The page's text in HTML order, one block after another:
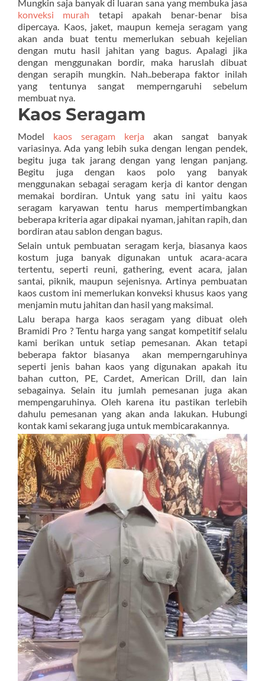
Mungkin saja banyak di luaran sana yang membuka jasa
konveksi murah tetapi apakah benar-benar bisa
dipercaya. Kaos, jaket, maupun kemeja seragam yang
akan anda buat tentu memerlukan sebuah kejelian
dengan mutu hasil jahitan yang bagus. Apalagi jika
dengan menggunakan bordir, maka haruslah dibuat
dengan serapih mungkin. Nah..beberapa faktor inilah
yang tentunya sangat memperngaruhi sebelum
membuat nya.
Kaos Seragam
Model kaos seragam kerja akan sangat banyak
variasinya. Ada yang lebih suka dengan lengan pendek,
begitu juga tak jarang dengan yang lengan panjang.
Begitu juga dengan kaos polo yang banyak
menggunakan sebagai seragam kerja di kantor dengan
memakai bordiran. Untuk yang satu ini yaitu kaos
seragam karyawan tentu harus mempertimbangkan
beberapa kriteria agar dipakai nyaman, jahitan rapih, dan
bordiran atau sablon dengan bagus.
Selain untuk pembuatan seragam kerja, biasanya kaos
kostum juga banyak digunakan untuk acara-acara
tertentu, seperti reuni, gathering, event acara, jalan
santai, piknik, maupun sejenisnya. Artinya pembuatan
kaos custom ini memerlukan konveksi khusus kaos yang
menjamin mutu jahitan dan hasil yang maksimal.
Lalu berapa harga kaos seragam yang dibuat oleh
Bramidi Pro ? Tentu harga yang sangat kompetitif selalu
kami berikan untuk setiap pemesanan. Akan tetapi
beberapa faktor biasanya akan memperngaruhinya
seperti jenis bahan kaos yang digunakan apakah itu
bahan cutton, PE, Cardet, American Drill, dan lain
sebagainya. Selain itu jumlah pemesanan juga akan
mempengaruhinya. Oleh karena itu pastikan terlebih
dahulu pemesanan yang akan anda lakukan. Hubungi
kontak kami sekarang juga untuk membicarakannya.